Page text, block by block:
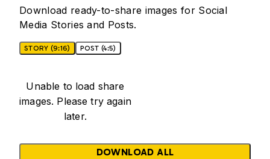
Download ready-to-share images for Social
Media Stories and Posts.
STORY (9:16) POST (4:5)
Unable to load share
images. Please try again
later.
DOWNLOAD ALL